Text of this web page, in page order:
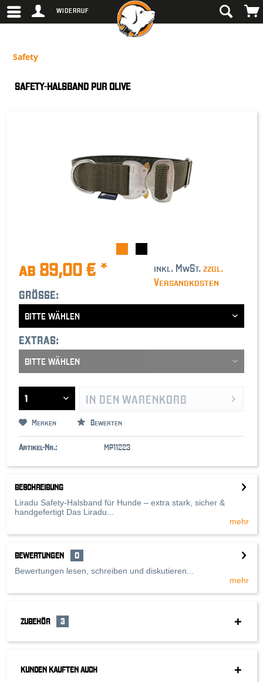
WIDERRUF
Safety
SAFETY-HALSBAND PUR OLIVE
ab 89,00 € * inkl. MwSt.zzgl.
Versandkosten
GRÖSSE:
EXTRAS:
IN DEN WARENKORB
Merken Bewerten
Artikel-Nr.: MP11223
BESCHREIBUNG
Liradu Safety-Halsband für Hunde – extra stark, sicher &
handgefertigt Das Liradu...
mehr
BEWERTUNGEN
0
Bewertungen lesen, schreiben und diskutieren...
mehr
ZUBEHÖR 3
KUNDEN KAUFTEN AUCH